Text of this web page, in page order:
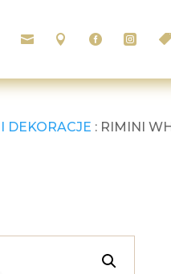
    
DEKORACJE : RIMINI